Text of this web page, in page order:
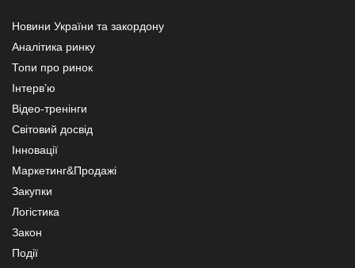
Новини України та закордону
Аналітика ринку
Топи про ринок
Інтерв’ю
Відео-тренінги
Світовий досвід
Інновації
Маркетинг&Продажі
Закупки
Логістика
Закон
Події